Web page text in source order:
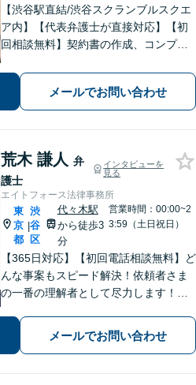
【渋谷駅直結/渋谷スクランブルスクエ
ア内】【代表弁護士が直接対応】【初
回相談無料】契約書の作成、コンプラ
ら、離婚や相続、労働トラブルなど幅
広く対応可能｡早期解決に向けて尽力し
ます【渋谷区周辺企業様からのご相談
歓迎】
メールでお問い合わせ
荒木 謙人 弁
護士
インタビューを
見る
エイトフォース法律事務所
東
京
都
|
渋
谷
区
代々木駅
から徒歩3
分
営業時間：00:00~2
3:59（土日祝日）
【365日対応】【初回電話相談無料】ど
んな事案もスピード解決！依頼者さま
の一番の理解者として尽力します！注
題／インターネット／男女問題／相続
／債権回収／不動産／企業法務など
メールでお問い合わせ